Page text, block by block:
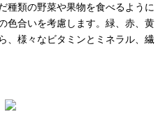
種類の野菜や果物を食べるように
色合いを考慮します。緑、赤、黄
、様々なビタミンとミネラル、繊